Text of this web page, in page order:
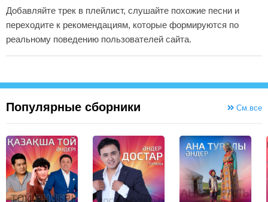
Добавляйте трек в плейлист, слушайте похожие песни и
переходите к рекомендациям, которые формируются по
реальному поведению пользователей сайта.
Популярные сборники См.все